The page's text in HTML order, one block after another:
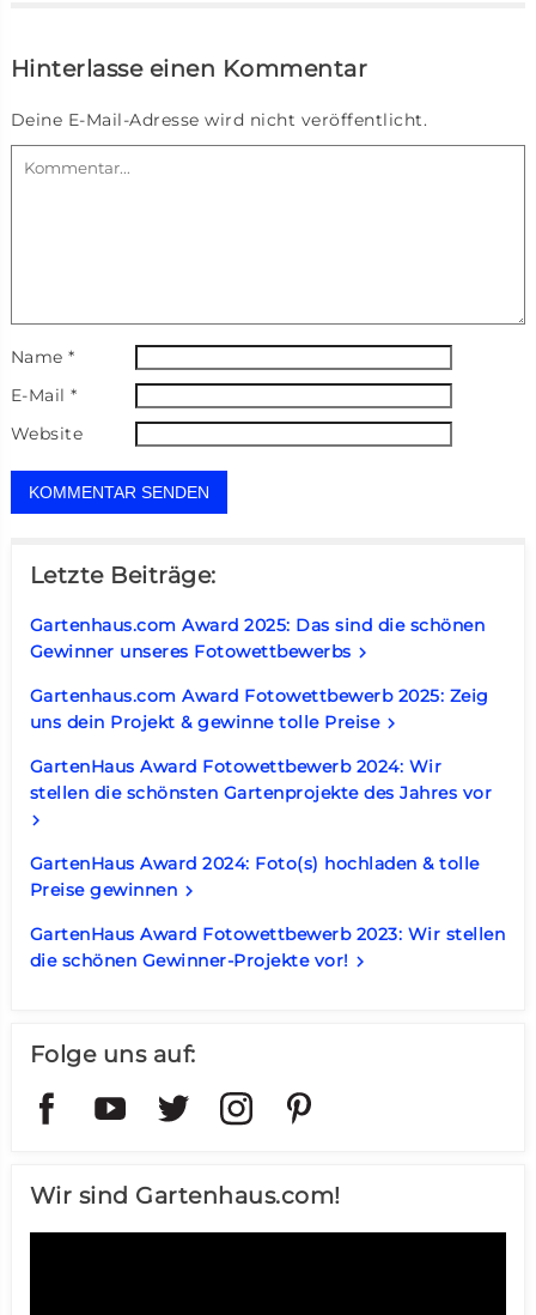
Hinterlasse einen Kommentar
Deine E-Mail-Adresse wird nicht veröffentlicht.
Name*
E-Mail*
Website
Letzte Beiträge:
Gartenhaus.com Award 2025: Das sind die schönen
Gewinner unseres Fotowettbewerbs keyboard_arrow_right
Gartenhaus.com Award Fotowettbewerb 2025: Zeig
uns dein Projekt & gewinne tolle Preisekeyboard_arrow_right
GartenHaus Award Fotowettbewerb 2024: Wir
stellen die schönsten Gartenprojekte des Jahres vor
keyboard_arrow_right
GartenHaus Award 2024: Foto(s) hochladen & tolle
Preise gewinnen keyboard_arrow_right
GartenHaus Award Fotowettbewerb 2023: Wir stellen
die schönen Gewinner-Projekte vor! keyboard_arrow_right
Folge uns auf:
Wir sind Gartenhaus.com!